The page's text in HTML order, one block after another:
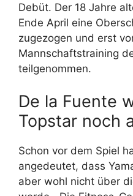
Debüt. Der 18 Jahre
Ende April eine
zugezogen und erst
Mannschaftstraining
teilgenommen.
De la Fuente
Topstar noch
Schon vor dem Spiel
angedeutet, dass
aber wohl nicht über